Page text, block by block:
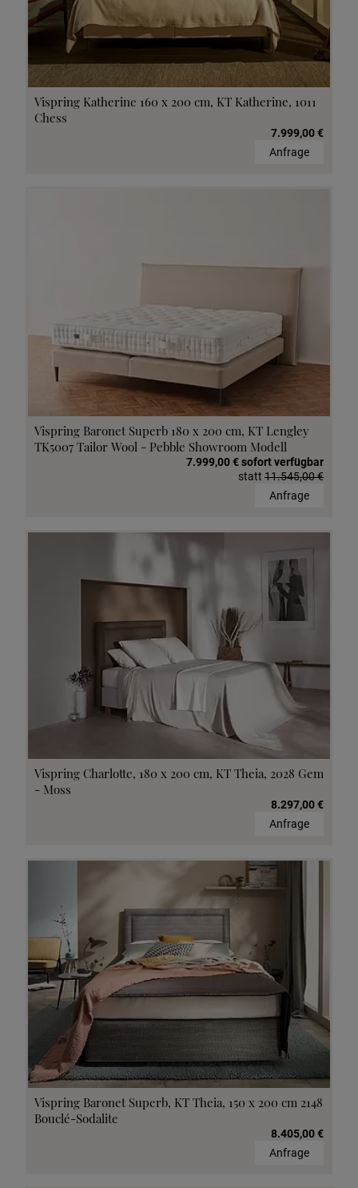
Vispring Katherine 160 x 200 cm, KT Katherine, 1011
Chess
7.999,00 €
Anfrage
Vispring Baronet Superb 180 x 200 cm, KT Lengley
TK5007 Tailor Wool - Pebble Showroom Modell
7.999,00 € sofort verfügbar
statt 11.545,00 €
Anfrage
Vispring Charlotte, 180 x 200 cm, KT Theia, 2028 Gem
- Moss
8.297,00 €
Anfrage
Vispring Baronet Superb, KT Theia, 150 x 200 cm 2148
Bouclé-Sodalite
8.405,00 €
Anfrage